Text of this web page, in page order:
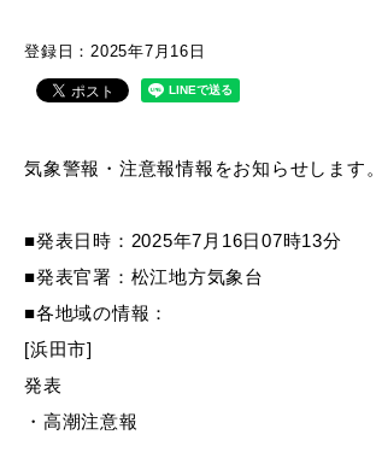
くらし・手続き・
産業・ビジネス
教育・文化・
移住・定住
登録日：2025年7月16日
気象警報・注意報情報をお知らせします。
■発表日時：2025年7月16日07時13分
■発表官署：松江地方気象台
■各地域の情報：
[浜田市]
発表
・高潮注意報